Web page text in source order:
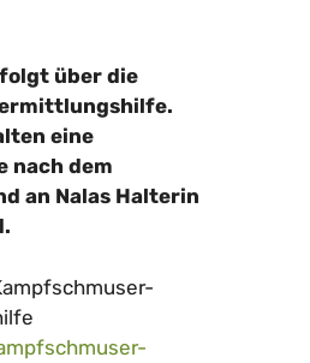
über die
eine
nach dem
an Nalas Halterin